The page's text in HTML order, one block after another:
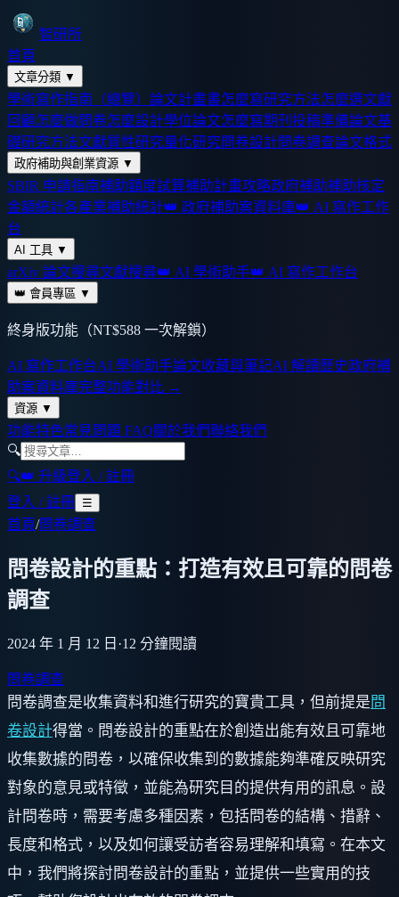
智研所
首頁
文章分類 ▼
學術寫作指南（總覽） 論文計畫書怎麼寫研究方法怎麼選文獻
回顧怎麼做問卷怎麼設計學位論文怎麼寫期刊投稿準備論文基
礎研究方法文獻質性研究量化研究問卷設計問卷調查論文格式
政府補助與創業資源 ▼
SBIR 申請指南補助額度試算補助計畫攻略政府補助補助核定
金額統計各產業補助統計👑 政府補助案資料庫👑 AI 寫作工作
台
AI 工具 ▼
arXiv 論文搜尋文獻搜尋👑 AI 學術助手👑 AI 寫作工作台
👑 會員專區 ▼
終身版功能（NT$588 一次解鎖）
AI 寫作工作台AI 學術助手論文收藏與筆記AI 解讀歷史政府補
助案資料庫完整功能對比 →
資源 ▼
功能特色常見問題 FAQ關於我們聯絡我們
🔍
🔍👑 升級登入 / 註冊
登入 / 註冊 ☰
首頁/問卷調查
問卷設計的重點：打造有效且可靠的問卷
調查
2024 年 1 月 12 日 ·12 分鐘閱讀
問卷調查
問卷調查是收集資料和進行研究的寶貴工具，但前提是問
卷設計得當。問卷設計的重點在於創造出能有效且可靠地
收集數據的問卷，以確保收集到的數據能夠準確反映研究
對象的意見或特徵，並能為研究目的提供有用的訊息。設
計問卷時，需要考慮多種因素，包括問卷的結構、措辭、
長度和格式，以及如何讓受訪者容易理解和填寫。在本文
中，我們將探討問卷設計的重點，並提供一些實用的技